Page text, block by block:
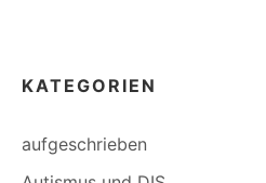
KATEGORIEN
aufgeschrieben